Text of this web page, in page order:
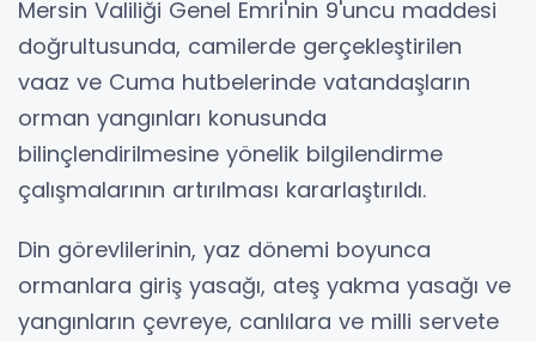
Mersin Valiliği Genel Emri'nin 9'uncu maddesi
doğrultusunda, camilerde gerçekleştirilen
vaaz ve Cuma hutbelerinde vatandaşların
orman yangınları konusunda
bilinçlendirilmesine yönelik bilgilendirme
çalışmalarının artırılması kararlaştırıldı.
Din görevlilerinin, yaz dönemi boyunca
ormanlara giriş yasağı, ateş yakma yasağı ve
yangınların çevreye, canlılara ve milli servete